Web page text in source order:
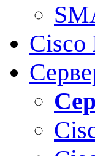
Cisco